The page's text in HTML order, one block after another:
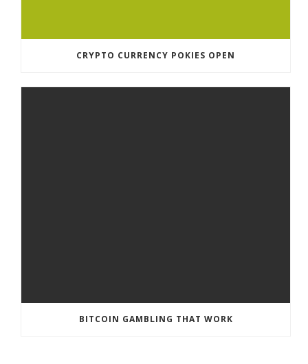
CRYPTO CURRENCY POKIES OPEN
BITCOIN GAMBLING THAT WORK